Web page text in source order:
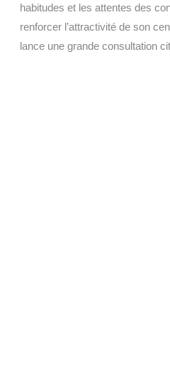
habitudes et les attentes des
renforcer l’attractivité de son
lance une grande consultation